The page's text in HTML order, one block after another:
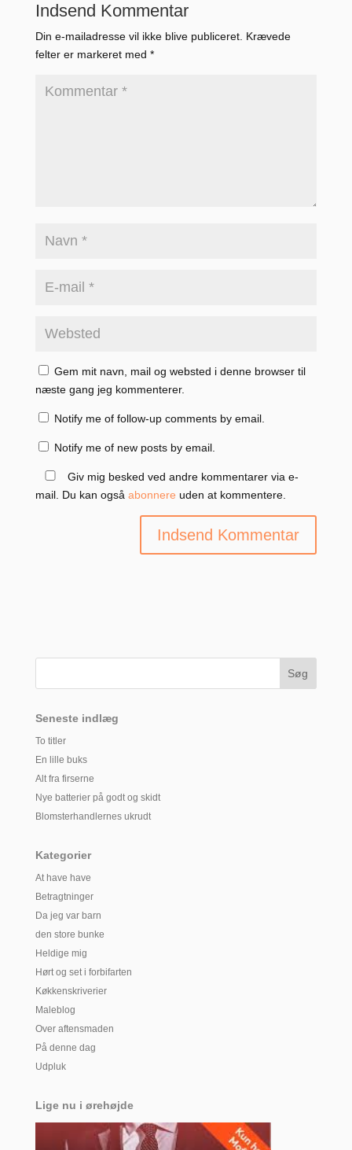
Indsend Kommentar
Din e-mailadresse vil ikke blive publiceret. Krævede
felter er markeret med *
Gem mit navn, mail og websted i denne browser til
næste gang jeg kommenterer.
Notify me of follow-up comments by email.
Notify me of new posts by email.
Giv mig besked ved andre kommentarer via e-
mail. Du kan også abonnere uden at kommentere.
Seneste indlæg
To titler
En lille buks
Alt fra firserne
Nye batterier på godt og skidt
Blomsterhandlernes ukrudt
Kategorier
At have have
Betragtninger
Da jeg var barn
den store bunke
Heldige mig
Hørt og set i forbifarten
Køkkenskriverier
Maleblog
Over aftensmaden
På denne dag
Udpluk
Lige nu i ørehøjde